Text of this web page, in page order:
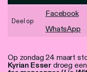
Op zondag 24 maart
Kyrian Esser droeg
Deel op
Facebook
WhatsApp
Vacatures
Locaties
Personen